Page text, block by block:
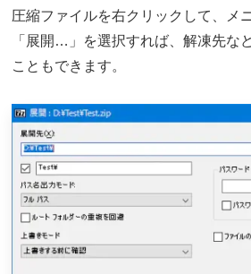
圧縮ファイルを右クリックして、メ
「展開…」を選択すれば、解凍先な
こともできます。